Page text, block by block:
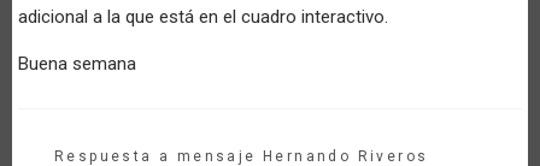
adicional a la que está en el cuadro interactivo.
Buena semana
Respuesta a mensaje Hernando Riveros